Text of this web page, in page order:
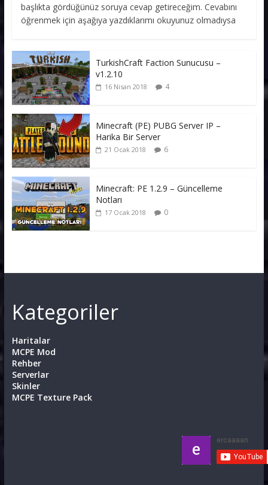
başlıkta gördüğünüz soruya cevap getireceğim. Cevabını
öğrenmek için aşağıya yazdıklarımı okuyunuz olmadıysa
TurkishCraft Faction Sunucusu –
v1.2.10
16 Nisan 2018 4
Minecraft (PE) PUBG Server IP –
Harika Bir Server
21 Ocak 2018 6
Minecraft: PE 1.2.9 – Güncelleme
Notları
17 Ocak 2018 0
Kategoriler
Haritalar
MCPE Mod
Rehber
Serverlar
Skinler
MCPE Texture Pack